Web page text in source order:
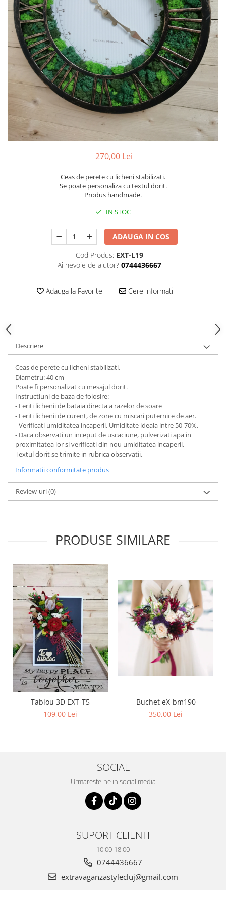
Pachete marturii
Pungi si cutii prajituri
Sticle si borcane
Cutii flori de hartie
Cutii flori de sapun
Cutii flori mixte
Cutii LUX
Aranjamente tematice
2025 Craciun
1 Martie
2020 Craciun si Anul Nou
2021 Crăciun
2022 Crăciun
Toamna și Halloween
HOME & OFFICE Deco
270,00 Lei
Ceas de perete cu licheni stabilizati.
Se poate personaliza cu textul dorit.
Produs handmade.
IN STOC
ADAUGA IN COS
Cod Produs: EXT-L19
Ai nevoie de ajutor? 0744436667
Adauga la Favorite Cere informatii
Descriere
Ceas de perete cu licheni stabilizati.
Diametru: 40 cm
Poate fi personalizat cu mesajul dorit.
Instructiuni de baza de folosire:
- Feriti lichenii de bataia directa a razelor de soare
- Feriti lichenii de curent, de zone cu miscari puternice de aer.
- Verificati umiditatea incaperii. Umiditate ideala intre 50-70%.
- Daca observati un inceput de uscaciune, pulverizati apa in
proximitatea lor si verificati din nou umiditatea incaperii.
Textul dorit se trimite in rubrica observatii.
Informatii conformitate produs
Review-uri(0)
PRODUSE SIMILARE
Tablou 3D EXT-T5
109,00 Lei
Buchet eX-bm190
350,00 Lei
SOCIAL
Urmareste-ne in social media
SUPORT CLIENTI
10:00-18:00
0744436667
extravaganzastylecluj@gmail.com